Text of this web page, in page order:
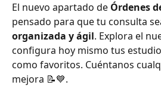
El nuevo apartado de Órdenes
pensado para que tu consulta
organizada y ágil. Explora el
configura hoy mismo tus
como favoritos. Cuéntanos
mejora 📝💙.